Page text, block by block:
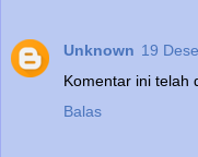
Unknown 19
Komentar ini telah
Balas